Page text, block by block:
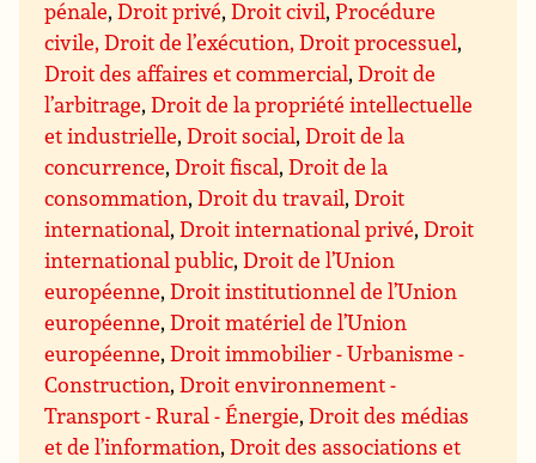
pénale,Droit privé,Droit civil,Procédure
civile, Droit de l’exécution, Droit processuel,
Droit des affaires et commercial,Droit de
l’arbitrage,Droit de la propriété intellectuelle
et industrielle,Droit social,Droit de la
concurrence,Droit fiscal,Droit de la
consommation,Droit du travail,Droit
international,Droit international privé,Droit
international public,Droit de l’Union
européenne,Droit institutionnel de l’Union
européenne,Droit matériel de l’Union
européenne,Droit immobilier - Urbanisme -
Construction,Droit environnement -
Transport - Rural - Énergie,Droit des médias
et de l’information,Droit des associations et